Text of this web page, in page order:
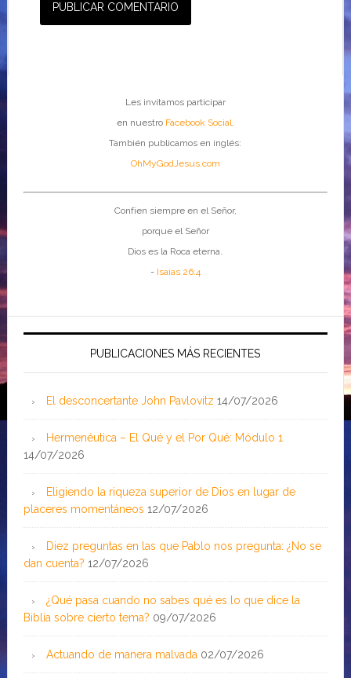
Les invitamos participar
en nuestro Facebook Social.
También publicamos en inglés:
OhMyGodJesus.com
Confíen siempre en el Señor,
porque el Señor
Dios es la Roca eterna.
- Isaías 26:4
PUBLICACIONES MÁS RECIENTES
El desconcertante John Pavlovitz 14/07/2026
Hermenéutica – El Qué y el Por Qué: Módulo 1
14/07/2026
Eligiendo la riqueza superior de Dios en lugar de
placeres momentáneos 12/07/2026
Diez preguntas en las que Pablo nos pregunta: ¿No se
dan cuenta? 12/07/2026
¿Qué pasa cuando no sabes qué es lo que dice la
Biblia sobre cierto tema? 09/07/2026
Actuando de manera malvada 02/07/2026